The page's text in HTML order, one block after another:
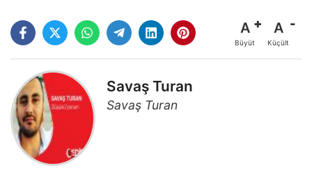
A
Büyüt
A
Küçült
Savaş Turan
Savaş Turan